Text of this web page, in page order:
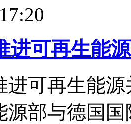
进可再生能
进可再生能
源部与德国